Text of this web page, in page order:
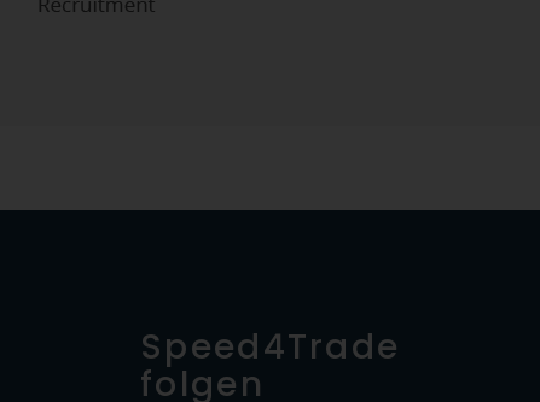
Speed4Trade
folgen